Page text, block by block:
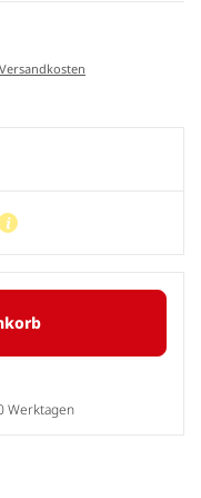
Versandkosten
Werktagen